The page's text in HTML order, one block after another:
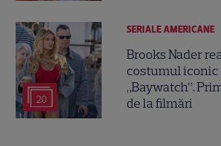
20
SERIALE AMERICANE
Brooks Nader
costumul iconic
„Baywatch”.
de la filmări